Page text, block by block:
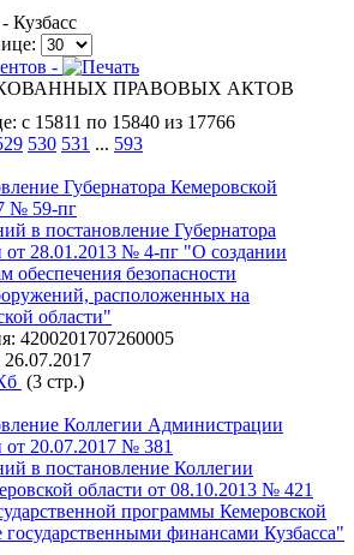
Кузбасс
-
ПРАВОВЫХ АКТОВ
с 15811 по 15840 из 17766
530 531 ... 593
Губернатора Кемеровской
№ 59-пг
в постановление Губернатора
от 28.01.2013 № 4-пг "О создании
обеспечения безопасности
расположенных на
области"
4200201707260005
26.07.2017
(3 стр.)
Коллегии Администрации
от 20.07.2017 № 381
в постановление Коллегии
области от 08.10.2013 № 421
программы Кемеровской
финансами Кузбасса"